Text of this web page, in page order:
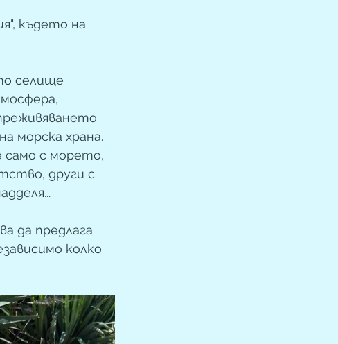
където на
селище
морска храна.
с морето,
други с
да предлага
колко